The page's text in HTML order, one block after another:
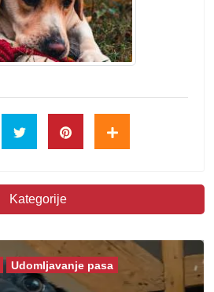
Kategorije
Udomljavanje pasa